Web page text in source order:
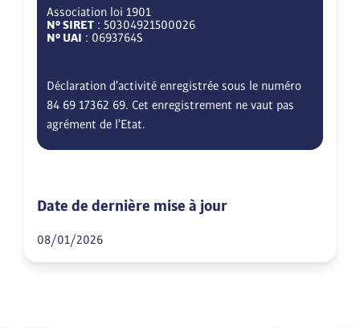
Association loi 1901
N° SIRET : 50304921500026
N° UAI : 0693764S
Déclaration d’activité enregistrée sous le numéro
84 69 17362 69. Cet enregistrement ne vaut pas
agrément de l’Etat.
Date de dernière mise à jour
08/01/2026